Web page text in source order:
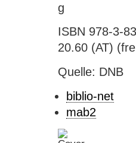
g
ISBN 978-3-
20.60 (AT)
Quelle: DNB
biblio-net
mab2